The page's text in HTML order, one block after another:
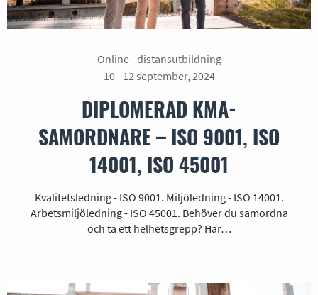
Online - distansutbildning
10 - 12 september, 2024
DIPLOMERAD KMA-
SAMORDNARE – ISO 9001, ISO
14001, ISO 45001
Kvalitetsledning - ISO 9001. Miljöledning - ISO 14001.
Arbetsmiljöledning - ISO 45001. Behöver du samordna
och ta ett helhetsgrepp? Har…